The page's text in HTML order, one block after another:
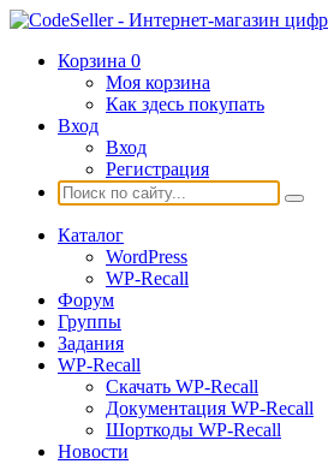
Корзина 0
Моя корзина
Как здесь покупать
Вход
Вход
Регистрация
Каталог
WordPress
WP-Recall
Форум
Группы
Задания
WP-Recall
Скачать WP-Recall
Документация WP-Recall
Шорткоды WP-Recall
Новости